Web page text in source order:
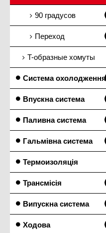
90 градусов
Переход
T-образные хомуты
Система охолодження
Впускна система
Паливна система
Гальмівна система
Термоизоляція
Трансмісія
Випускна система
Ходова